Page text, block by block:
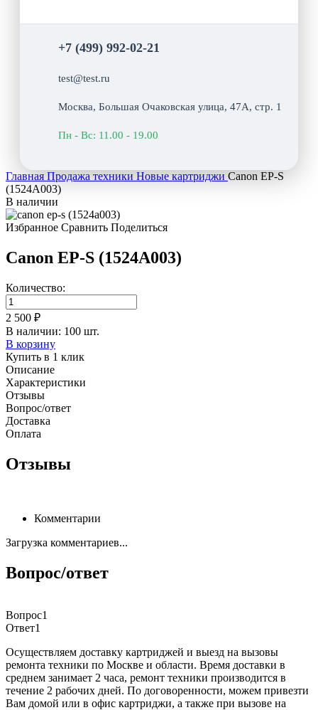
+7 (499) 992-02-21
test@test.ru
Москва, Большая Очаковская улица, 47А, стр. 1
Пн - Вс: 11.00 - 19.00
Главная Продажа техники Новые картриджи Canon EP-S
(1524A003)
В наличии
Избранное Сравнить Поделиться
Canon EP-S (1524A003)
Количество:
2 500 ₽
В наличии: 100 шт.
В корзину
Купить в 1 клик
Описание
Характеристики
Отзывы
Вопрос/ответ
Доставка
Оплата
Отзывы
Комментарии
Загрузка комментариев...
Вопрос/ответ
Вопрос1
Ответ1
Осуществляем доставку картриджей и выезд на вызовы
ремонта техники по Москве и области. Время доставки в
среднем занимает 2 часа, ремонт техники производится в
течение 2 рабочих дней. По договоренности, можем привезти
Вам домой или в офис картриджи, а также при вызове на